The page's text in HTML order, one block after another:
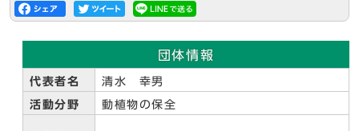
団体情報
代表者名 清水 幸男
活動分野 動植物の保全